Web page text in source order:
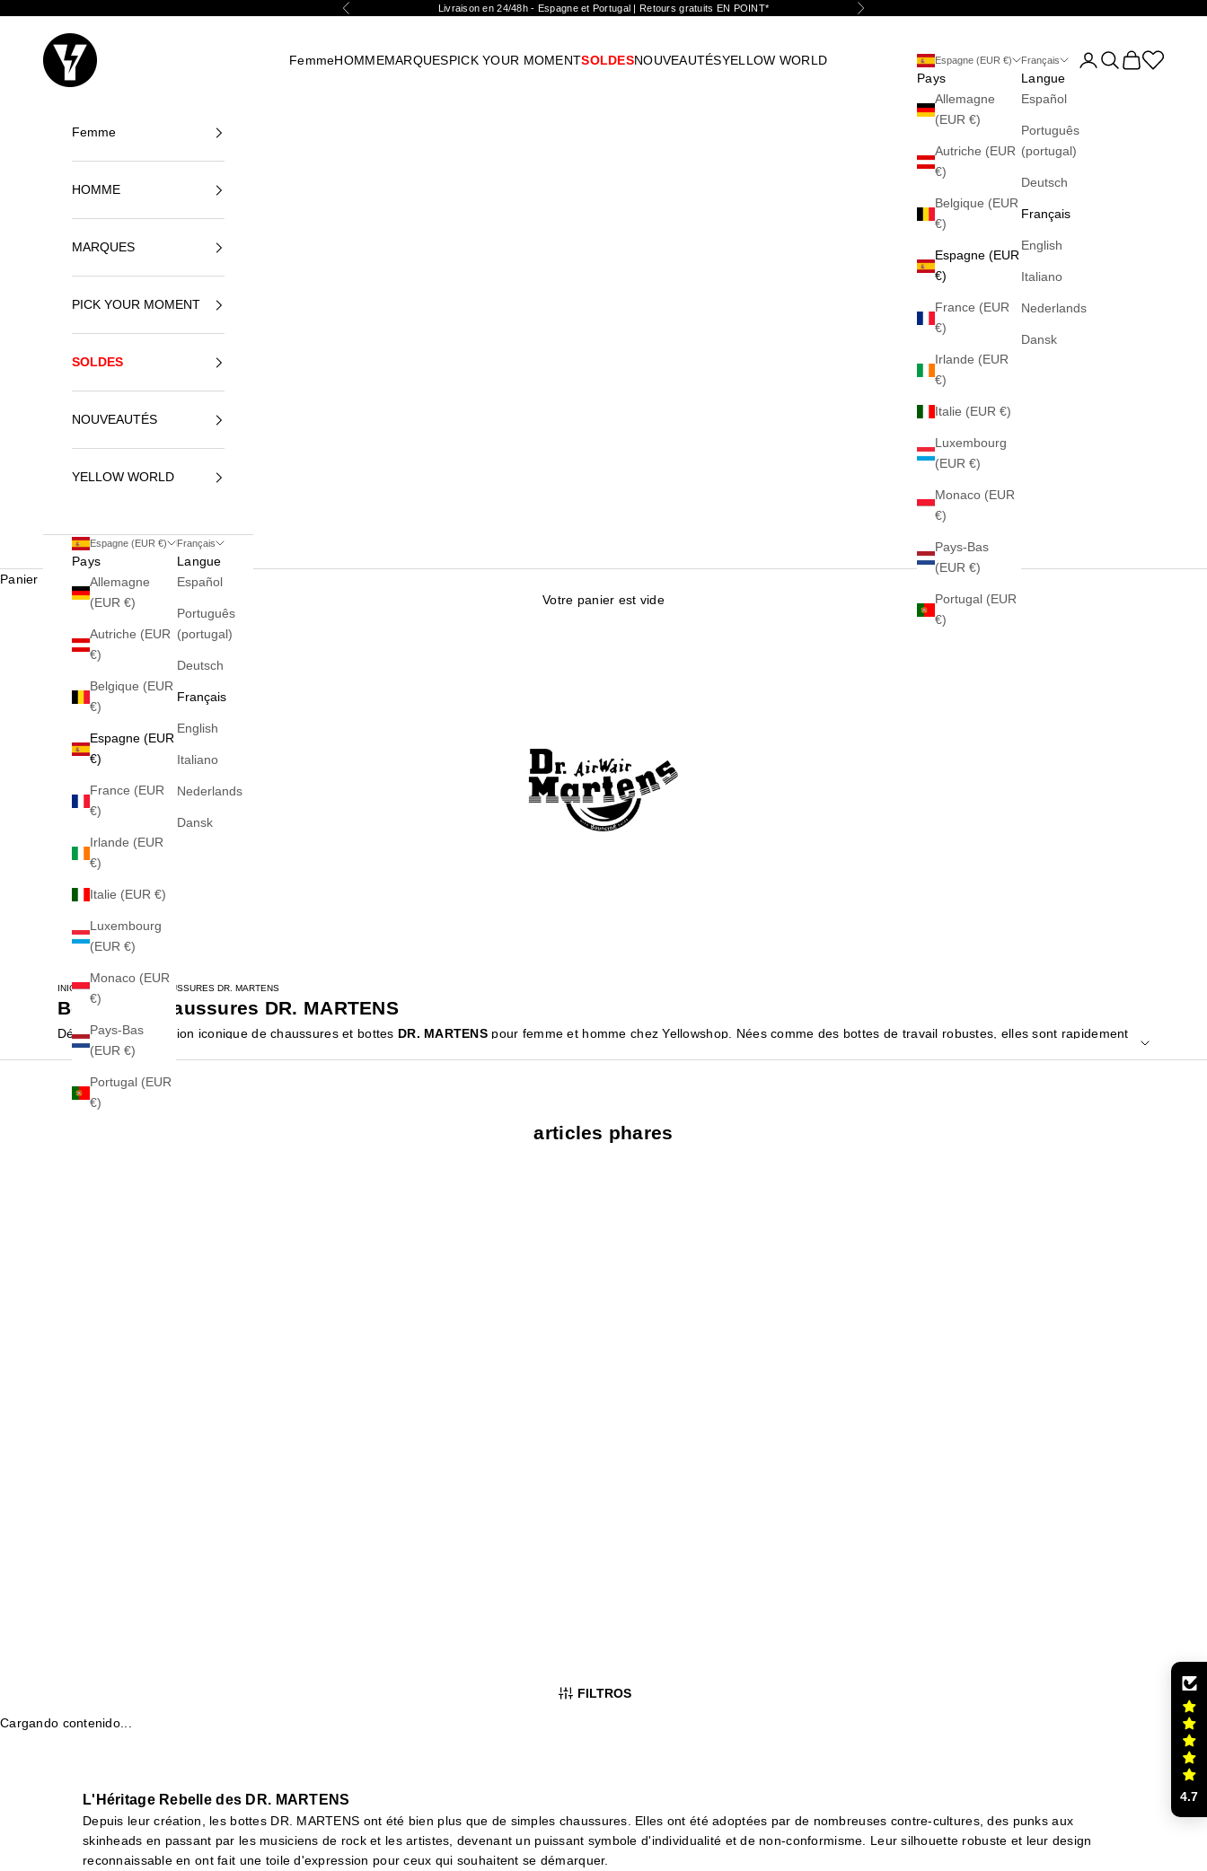
Précédent Livraison en 24/48h - Espagne et Portugal | Retours gratuits EN POINT* Suivant
Yellowshop
FemmeHOMMEMARQUESPICK YOUR MOMENTSOLDESNOUVEAUTÉSYELLOW WORLD Espagne (EUR €)
Pays
Allemagne
(EUR €)
Autriche (EUR
€)
Belgique (EUR
€)
Espagne (EUR
€)
France (EUR
€)
Irlande (EUR
€)
Italie (EUR €)
Luxembourg
(EUR €)
Monaco (EUR
€)
Pays-Bas
(EUR €)
Portugal (EUR
€)
Français
Langue
Español
Português
(portugal)
Deutsch
Français
English
Italiano
Nederlands
Dansk
Ouvrir le compte
Ouvrir la
Voir le panier
Abrir la
Femme
HOMME
MARQUES
PICK YOUR MOMENT
SOLDES
NOUVEAUTÉS
YELLOW WORLD
Espagne (EUR €)
Pays
Allemagne
(EUR €)
Autriche (EUR
€)
Belgique (EUR
€)
Espagne (EUR
€)
France (EUR
€)
Irlande (EUR
€)
Italie (EUR €)
Luxembourg
(EUR €)
Monaco (EUR
€)
Pays-Bas
(EUR €)
Portugal (EUR
€)
Français
Langue
Español
Português
(portugal)
Deutsch
Français
English
Italiano
Nederlands
Dansk
Panier
Votre panier est vide
INICIO BOTTES ET CHAUSSURES DR. MARTENS
Bottes et Chaussures DR. MARTENS
Découvrez la collection iconique de chaussures et bottes DR. MARTENS pour femme et homme chez Yellowshop. Nées comme des bottes de travail robustes, elles sont rapidement
devenues un véritable symbole de style, de rébellion et d'expression individuelle qui transcende les générations.
Chaque paire se distingue par sa couture jaune emblématique, sa semelle à coussin d'air et sa durabilité exceptionnelle. Que vous recherchiez les classiques bottes 1460, des
plateformes audacieuses ou des mocassins élégants, DR. MARTENS offre un style incomparable.
articles phares
FILTROS
Cargando contenido...
L'Héritage Rebelle des DR. MARTENS
Depuis leur création, les bottes DR. MARTENS ont été bien plus que de simples chaussures. Elles ont été adoptées par de nombreuses contre-cultures, des punks aux
skinheads en passant par les musiciens de rock et les artistes, devenant un puissant symbole d'individualité et de non-conformisme. Leur silhouette robuste et leur design
reconnaissable en ont fait une toile d'expression pour ceux qui souhaitent se démarquer.
4.7